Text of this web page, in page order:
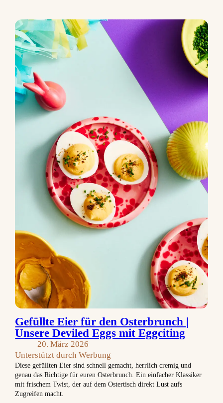
Gefüllte Eier für den Osterbrunch |
Unsere Deviled Eggs mit Eggciting
20. März 2026
Unterstützt durch Werbung
Diese gefüllten Eier sind schnell gemacht, herrlich cremig und
genau das Richtige für euren Osterbrunch. Ein einfacher Klassiker
mit frischem Twist, der auf dem Ostertisch direkt Lust aufs
Zugreifen macht.